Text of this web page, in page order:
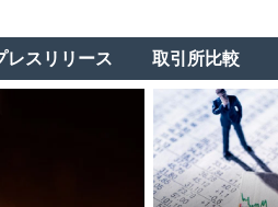
レスリリース 取引所比較